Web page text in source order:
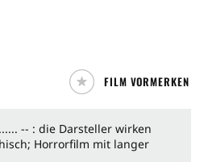
FILM VORMERKEN
-- : die Darsteller wirken
Horrorfilm mit langer